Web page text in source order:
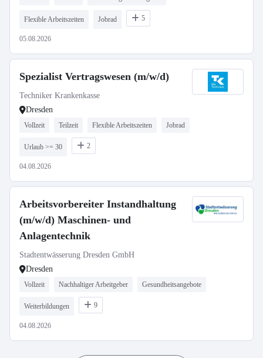
Flexible Arbeitszeiten Jobrad 5
05.08.2026
Spezialist Vertragswesen (m/w/d)
Techniker Krankenkasse
Dresden
Vollzeit Teilzeit Flexible Arbeitszeiten Jobrad
Urlaub >= 30 2
04.08.2026
Arbeitsvorbereiter Instandhaltung
(m/w/d) Maschinen- und
Anlagentechnik
Stadtentwässerung Dresden GmbH
Dresden
Vollzeit Nachhaltiger Arbeitgeber Gesundheitsangebote
Weiterbildungen 9
04.08.2026